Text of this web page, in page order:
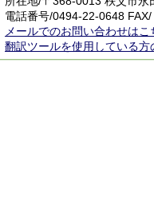
電話番号/0494-22-0648
メールでのお問い合わせはこ
翻訳ツールを使用している